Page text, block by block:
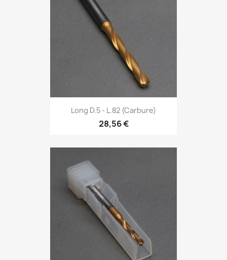
Long D.5 - L.82 (Carbure)
28,56 €